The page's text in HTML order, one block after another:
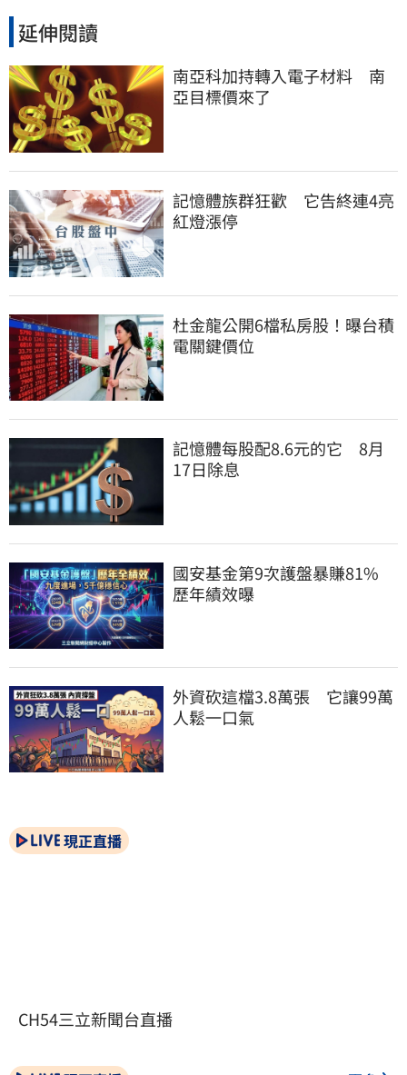
延伸閱讀
南亞科加持轉入電子材料　南
亞目標價來了
記憶體族群狂歡　它告終連4亮
紅燈漲停
杜金龍公開6檔私房股！曝台積
電關鍵價位
記憶體每股配8.6元的它　8月
17日除息
國安基金第9次護盤暴賺81%
歷年績效曝
外資砍這檔3.8萬張　它讓99萬
人鬆一口氣
現正直播
CH54三立新聞台直播